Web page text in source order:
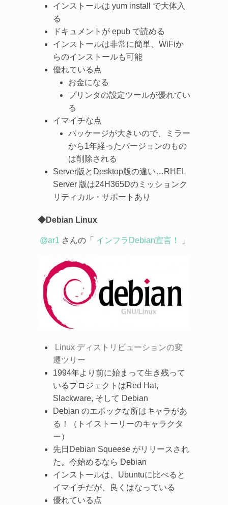
インストールは yum install で大体入
る
ドキュメントが epub で読める
インストールは非常に簡単、WiFiか
らのインストールも可能
優れている点
お金になる
プリンタの設定ツールが優れてい
る
イマイチな点
パッケージが大きいので、ミラー
から1年経ったバージョンのもの
は削除される
Server版とDesktop版の違い…RHEL
Server 版は24H365Dのミッションク
リティカル・サポートあり
◆Debian Linux
@ar1 さんの「 インフラDebian宣言！ 」
Linux ディストリビューションの変
遷ツリー
1994年より前に始まって生き残って
いるプロジェクトはRed Hat,
Slackware, そして Debian
Debian のエポックな所はキャラがあ
る！（トイストーリーのキャラクタ
ー）
先日Debian Squeese がリリースされ
た。今始めるなら Debian
インストールは、Ubuntuに比べると
イマイチだが、良くはなっている
優れている点